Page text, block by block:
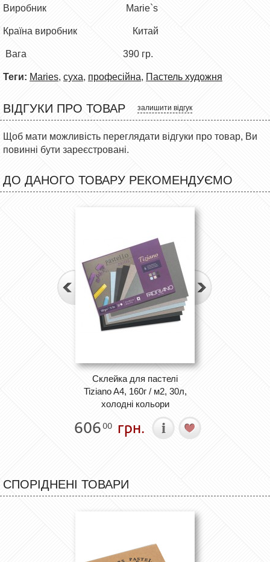
Виробник Marie`s
Країна виробник Китай
Вага 390 гр.
Теги: Maries, суха, професійна, Пастель художня
ВІДГУКИ ПРО ТОВАР залишити відгук
Щоб мати можливість переглядати відгуки про товар, Ви
повинні бути зареєстровані.
ДО ДАНОГО ТОВАРУ РЕКОМЕНДУЄМО
Cклейка для пастелі
Tiziano A4, 160г / м2, 30л,
холодні кольори
60600 грн.
СПОРІДНЕНІ ТОВАРИ